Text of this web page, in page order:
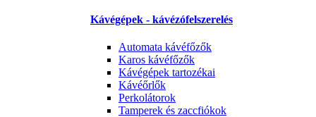
Kávégépek - kávézófelszerelés
Automata kávéfőzők
Karos kávéfőzők
Kávégépek tartozékai
Kávéőrlők
Perkolátorok
Tamperek és zaccfiókok